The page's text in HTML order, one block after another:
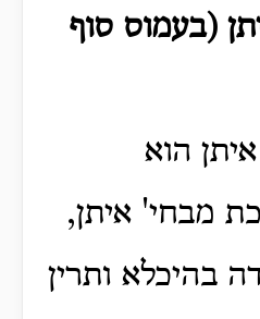
(בעמוס סוף
הוא
מבחי' איתן,
בהיכלא ותרין